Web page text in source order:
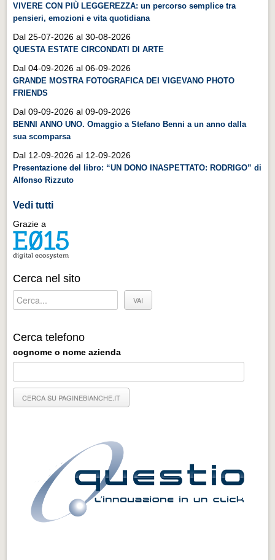
Guida turistica rapida
Musica e teatro
Musica e teatro
Distretto industriale
Distretto industriale
Muoversi a Vigevano
Muoversi a Vigevano
Cultura e turismo 4.0
Cultura e turismo 4.0
PROGETTI
PROGETTI
Progetti Aperti
Progetti Realizzati
EVENTI
Eventi Vigevano
VIVERE CON PIÙ LEGGEREZZA: un percorso semplice tra
pensieri, emozioni e vita quotidiana
Dal 25-07-2026 al 30-08-2026
QUESTA ESTATE CIRCONDATI DI ARTE
Dal 04-09-2026 al 06-09-2026
GRANDE MOSTRA FOTOGRAFICA DEI VIGEVANO PHOTO
FRIENDS
Dal 09-09-2026 al 09-09-2026
BENNI ANNO UNO. Omaggio a Stefano Benni a un anno dalla
sua scomparsa
Dal 12-09-2026 al 12-09-2026
Presentazione del libro: “UN DONO INASPETTATO: RODRIGO” di
Alfonso Rizzuto
Vedi tutti
Grazie a
Cerca nel sito
Cerca telefono
cognome o nome azienda